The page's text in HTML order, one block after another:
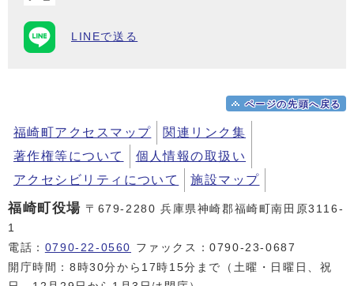
LINEで送る
ページの先頭へ戻る
福崎町アクセスマップ
関連リンク集
著作権等について
個人情報の取扱い
アクセシビリティについて
施設マップ
福崎町役場 〒679-2280 兵庫県神崎郡福崎町南田原3116-
1
電話： 0790-22-0560 ファックス：0790-23-0687
開庁時間：8時30分から17時15分まで（土曜・日曜日、祝